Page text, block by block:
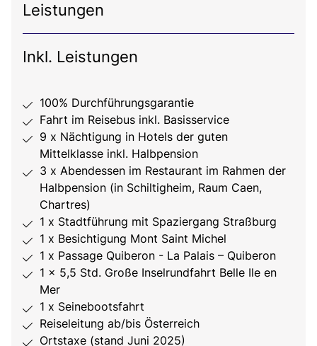
Leistungen
Inkl. Leistungen
100% Durchführungsgarantie
Fahrt im Reisebus inkl. Basisservice
9 x Nächtigung in Hotels der guten
Mittelklasse inkl. Halbpension
3 x Abendessen im Restaurant im Rahmen der
Halbpension (in Schiltigheim, Raum Caen,
Chartres)
1 x Stadtführung mit Spaziergang Straßburg
1 x Besichtigung Mont Saint Michel
1 x Passage Quiberon - La Palais – Quiberon
1 x 5,5 Std. Große Inselrundfahrt Belle Ile en
Mer
1 x Seinebootsfahrt
Reiseleitung ab/bis Österreich
Ortstaxe (stand Juni 2025)